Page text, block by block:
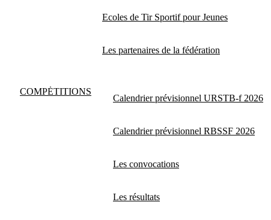
Ecoles de Tir Sportif pour Jeunes
Les partenaires de la fédération
COMPĖTITIONS
Calendrier prévisionnel URSTB-f 2026
Calendrier prévisionnel RBSSF 2026
Les convocations
Les résultats